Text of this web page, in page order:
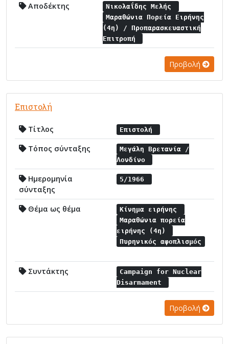
Αποδέκτης
Νικολαΐδης Μελής
Μαραθώνια Πορεία Ειρήνης
(4η) / Προπαρασκευαστική
Επιτροπή
Προβολή
Επιστολή
Τίτλος Επιστολή
Τόπος σύνταξης
Μεγάλη Βρετανία /
Λονδίνο
Ημερομηνία
σύνταξης
5/1966
Θέμα ως θέμα
Κίνημα ειρήνης
Μαραθώνια πορεία
ειρήνης (4η)
Πυρηνικός αφοπλισμός
Συντάκτης
Campaign for Nuclear
Disarmament
Προβολή